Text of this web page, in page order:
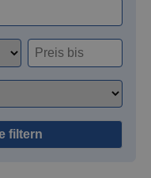
filtern